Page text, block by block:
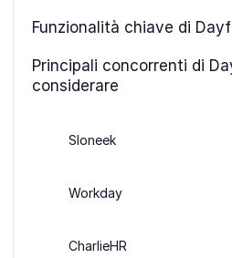
Funzionalità chiave di
Principali concorrenti di
considerare
Sloneek
Workday
CharlieHR